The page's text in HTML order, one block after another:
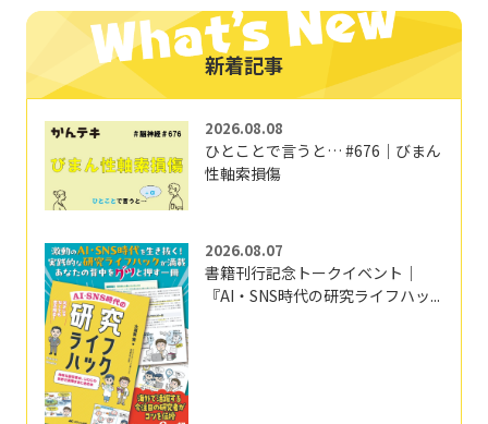
新着記事
2026.08.08
ひとことで言うと… #676｜びまん
性軸索損傷
2026.08.07
書籍刊行記念トークイベント｜
『AI・SNS時代の研究ライフハッ...